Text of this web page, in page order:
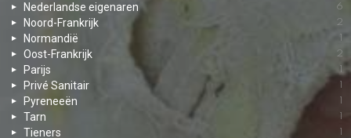
Nederlandse eigenaren 6
Noord-Frankrijk 2
Normandië
Oost-Frankrijk 2
Parijs
Privé Sanitair
Pyreneeën
Tarn
Tieners